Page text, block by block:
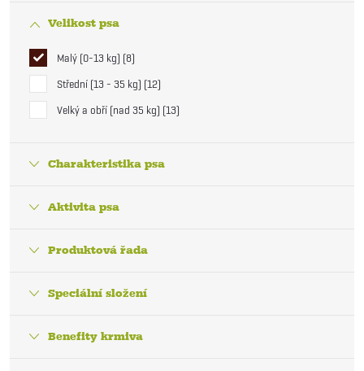
Velikost psa
Malý (0-13 kg) 8
Střední (13 - 35 kg) 12
Velký a obří (nad 35 kg) 13
Charakteristika psa
Aktivita psa
Produktová řada
Speciální složení
Benefity krmiva